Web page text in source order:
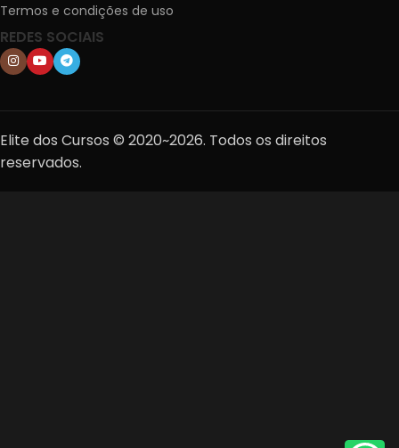
Termos e condições de uso
REDES SOCIAIS
Elite dos Cursos © 2020~2026. Todos os direitos
reservados.